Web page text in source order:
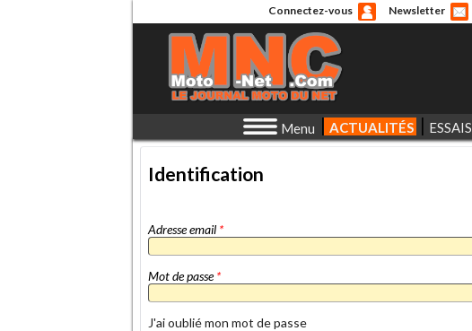
Connectez-vous Newsletter
Menu ACTUALITÉS ESSAIS
Identification
Adresse email *
Mot de passe*
J'ai oublié mon mot de passe